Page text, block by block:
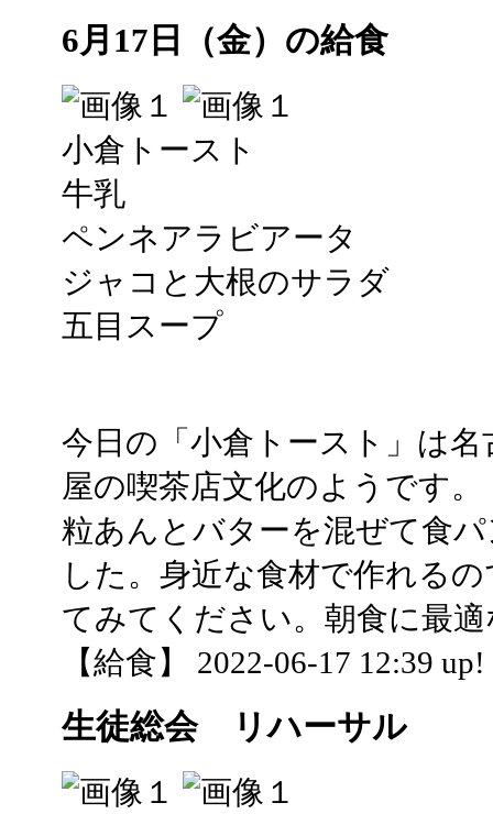
6月17日（金）の給食
小倉トースト
牛乳
ペンネアラビアータ
ジャコと大根のサラダ
五目スープ
今日の「小倉トースト」は
屋の喫茶店文化のようです。
粒あんとバターを混ぜて食
した。身近な食材で作れる
てみてください。朝食に最
【給食】 2022-06-17 12:39 up!
生徒総会 リハーサル